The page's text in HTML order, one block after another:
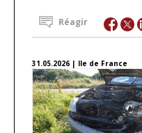
Réagir
31.05.2026 | Ile de France